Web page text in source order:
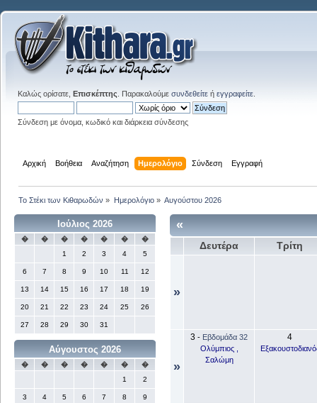
Καλώς ορίσατε, Επισκέπτης . Παρακαλούμε συνδεθείτε ή εγγραφείτε
Σύνδεση με όνομα, κωδικό και διάρκεια σύνδεσης
Αρχική Βοήθεια Αναζήτηση Ημερολόγιο Σύνδεση Εγγραφή
Το Στέκι των Κιθαρωδών » Ημερολόγιο» Αυγούστου 2026
Ιούλιος 2026
� � � � � �
�
1
2 3 4 5
6 7 8 9 10 11 12
13 14 15 16 17 18 19
20 21 22 23 24 25 26
27 28 29 30 31
Αύγουστος 2026
� � � � � �
�
1
2
3 4 5 6 7 8 9
«
Δευτέρα Τρίτη
»
»
3 - Εβδομάδα 32
Ολύμπιος ,
Σαλώμη
4